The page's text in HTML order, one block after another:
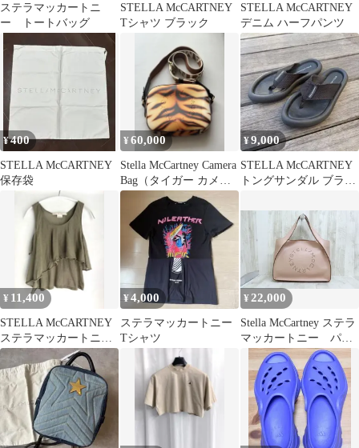
ステラマッカートニ
ー トートバッグ
STELLA McCARTNEY
Tシャツ ブラック
STELLA McCARTNEY
デニム ハーフパンツ
¥400
STELLA McCARTNEY
保存袋
¥60,000
Stella McCartney Camera
Bag（タイガー カメラ
バッグ）
¥9,000
STELLA McCARTNEY
トングサンダル ブラッ
¥ 11,400
STELLA McCARTNEY
ステラマッカートニー
キャミソール 38
¥4,000
ステラマッカートニー
Tシャツ
¥ 22,000
Stella McCartney ステラ
マッカートニー パン
チングロゴ トートバ
ッグ